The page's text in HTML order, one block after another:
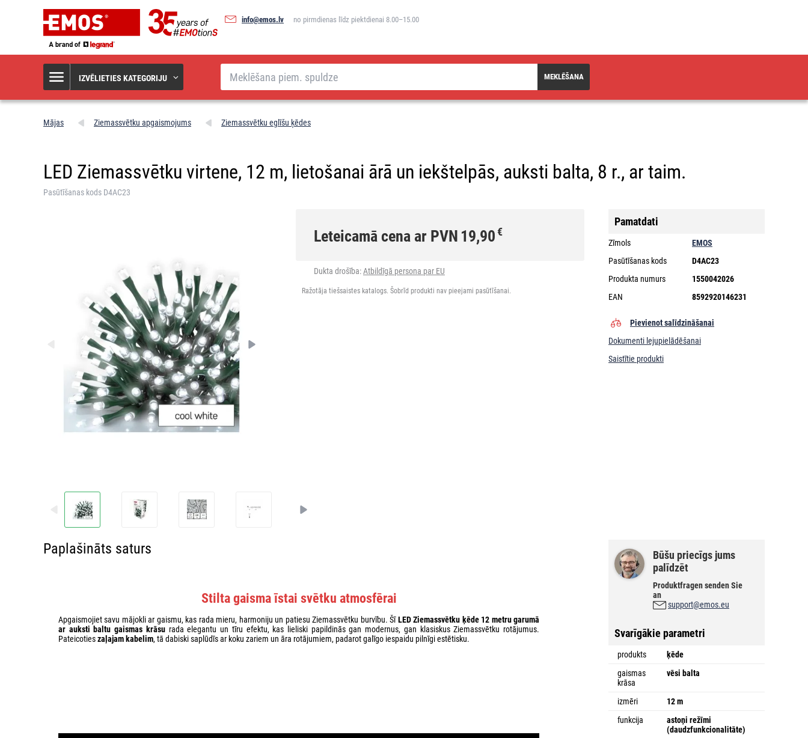
info@emos.lv no pirmdienas līdz piektdienai 8.00–15.00
IZVĒLIETIES KATEGORIJU
Meklēšana
MEKLĒŠANA
Mājas Ziemassvētku apgaismojums Ziemassvētku eglīšu ķēdes
LED Ziemassvētku virtene, 12 m, lietošanai ārā un iekštelpās, auksti balta, 8 r., ar taim.
Pasūtīšanas kods D4AC23
Leteicamā cena ar PVN 19,90€
Dukta drošība:Atbildīgā persona par EU
Ražotāja tiešsaistes katalogs. Šobrīd produkti nav pieejami pasūtīšanai.
Pamatdati
Zīmols
EMOS
Pasūtīšanas kods
D4AC23
Produkta numurs
1550042026
EAN
8592920146231
Pievienot salīdzināšanai
Dokumenti lejupielādēšanai
Saistītie produkti
Paplašināts saturs
Stilta gaisma īstai svētku atmosfērai
Apgaismojiet savu mājokli ar gaismu, kas rada mieru, harmoniju un patiesu Ziemassvētku burvību. ŠīLED Ziemassvētku ķēde 12 metru garumā
ar auksti baltu gaismas krāsurada elegantu un tīru efektu, kas lieliski papildinās gan modernus, gan klasiskus Ziemassvētku rotājumus.
Pateicotieszaļajam kabelim, tā dabiski saplūdīs ar koku zariem un āra rotājumiem, padarot galīgo iespaidu pilnīgi estētisku.
Būšu priecīgs jums
palīdzēt
Produktfragen senden Sie
an
support@emos.eu
Svarīgākie parametri
produkts
ķēde
gaismas
krāsa
vēsi balta
izmēri
12 m
funkcija
astoņi režīmi
(daudzfunkcionalitāte)